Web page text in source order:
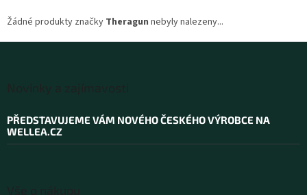
Žádné produkty značky Theragun nebyly nalezeny...
PŘEDSTAVUJEME VÁM NOVÉHO ČESKÉHO VÝROBCE NA
WELLEA.CZ